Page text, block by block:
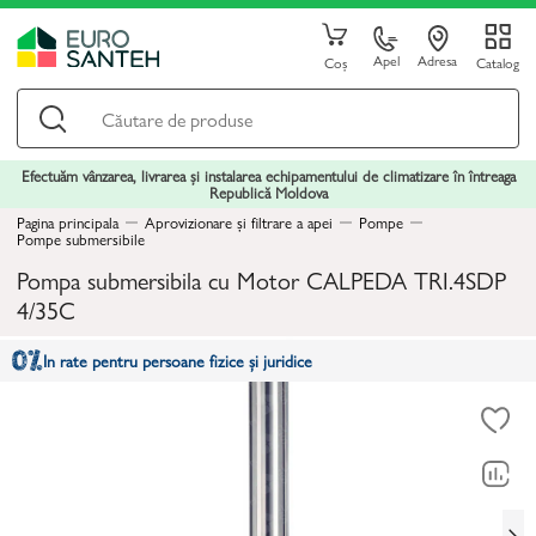
Coș Apel Adresa Catalog
Efectuăm vânzarea, livrarea și instalarea echipamentului de climatizare în întreaga
Republică Moldova
Pagina principala
Aprovizionare și filtrare a apei Pompe
Pompe submersibile
Pompa submersibila cu Motor CALPEDA TRI.4SDP
4/35C
In rate pentru persoane fizice și juridice